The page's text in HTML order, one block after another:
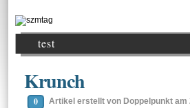
test
Krunch
0 Artikel erstellt von Doppelpunkt am